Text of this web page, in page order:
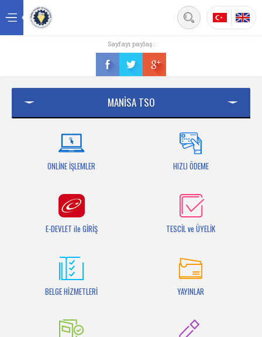
Üyelik
Bilgi Bankası
Sayfayı paylaş :
MANİSA TSO
ONLİNE İŞLEMLER HIZLI ÖDEME
E-DEVLET ile GİRİŞ TESCİL ve ÜYELİK
BELGE HİZMETLERİ YAYINLAR